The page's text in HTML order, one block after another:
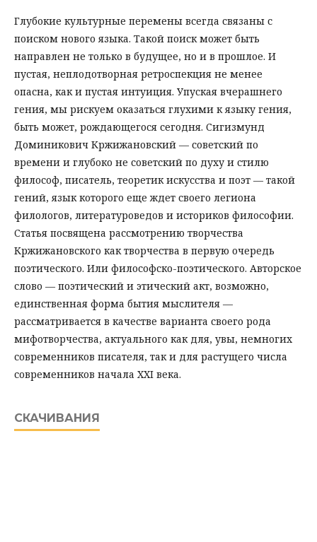
Глубокие культурные перемены всегда связаны с
поиском нового языка. Такой поиск может быть
направлен не только в будущее, но и в прошлое. И
пустая, неплодотворная ретроспекция не менее
опасна, как и пустая интуиция. Упуская вчерашнего
гения, мы рискуем оказаться глухими к языку гения,
быть может, рождающегося сегодня. Сигизмунд
Доминикович Кржижановский — советский по
времени и глубоко не советский по духу и стилю
философ, писатель, теоретик искусства и поэт — такой
гений, язык которого еще ждет своего легиона
филологов, литературоведов и историков философии.
Статья посвящена рассмотрению творчества
Кржижановского как творчества в первую очередь
поэтического. Или философско-поэтического. Авторское
слово — поэтический и этический акт, возможно,
единственная форма бытия мыслителя —
рассматривается в качестве варианта своего рода
мифотворчества, актуального как для, увы, немногих
современников писателя, так и для растущего числа
современников начала XXI века.
СКАЧИВАНИЯ